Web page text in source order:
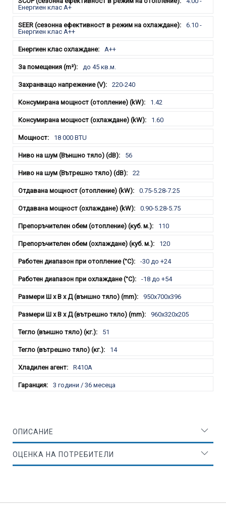
Енергиен клас A+
6.10 -
Енергиен клас A++
A++
до 45 кв.м.
220-240
1.42
1.60
18 000 BTU
56
22
0.75-5.28-7.25
0.90-5.28-5.75
110
120
-30 до +24
-18 до +54
950x700x396
960x320x205
51
14
R410A
3 години / 36 месеца
ОПИСАНИЕ
ОЦЕНКА НА ПОТРЕБИТЕЛИ